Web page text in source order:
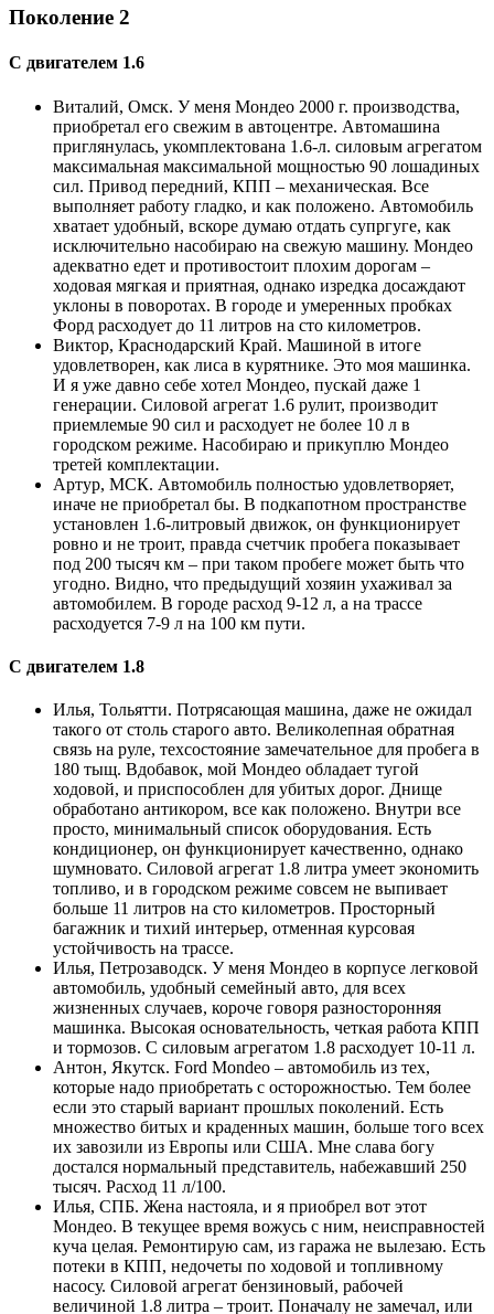
Поколение 2
С двигателем 1.6
Виталий, Омск. У меня Мондео 2000 г. производства,
приобретал его свежим в автоцентре. Автомашина
приглянулась, укомплектована 1.6-л. силовым агрегатом
максимальная максимальной мощностью 90 лошадиных
сил. Привод передний, КПП – механическая. Все
выполняет работу гладко, и как положено. Автомобиль
хватает удобный, вскоре думаю отдать супргуге, как
исключительно насобираю на свежую машину. Мондео
адекватно едет и противостоит плохим дорогам –
ходовая мягкая и приятная, однако изредка досаждают
уклоны в поворотах. В городе и умеренных пробках
Форд расходует до 11 литров на сто километров.
Виктор, Краснодарский Край. Машиной в итоге
удовлетворен, как лиса в курятнике. Это моя машинка.
И я уже давно себе хотел Мондео, пускай даже 1
генерации. Силовой агрегат 1.6 рулит, производит
приемлемые 90 сил и расходует не более 10 л в
городском режиме. Насобираю и прикуплю Мондео
третей комплектации.
Артур, МСК. Автомобиль полностью удовлетворяет,
иначе не приобретал бы. В подкапотном пространстве
установлен 1.6-литровый движок, он функционирует
ровно и не троит, правда счетчик пробега показывает
под 200 тысяч км – при таком пробеге может быть что
угодно. Видно, что предыдущий хозяин ухаживал за
автомобилем. В городе расход 9-12 л, а на трассе
расходуется 7-9 л на 100 км пути.
С двигателем 1.8
Илья, Тольятти. Потрясающая машина, даже не ожидал
такого от столь старого авто. Великолепная обратная
связь на руле, техсостояние замечательное для пробега в
180 тыщ. Вдобавок, мой Мондео обладает тугой
ходовой, и приспособлен для убитых дорог. Днище
обработано антикором, все как положено. Внутри все
просто, минимальный список оборудования. Есть
кондиционер, он функционирует качественно, однако
шумновато. Силовой агрегат 1.8 литра умеет экономить
топливо, и в городском режиме совсем не выпивает
больше 11 литров на сто километров. Просторный
багажник и тихий интерьер, отменная курсовая
устойчивость на трассе.
Илья, Петрозаводск. У меня Мондео в корпусе легковой
автомобиль, удобный семейный авто, для всех
жизненных случаев, короче говоря разносторонняя
машинка. Высокая основательность, четкая работа КПП
и тормозов. С силовым агрегатом 1.8 расходует 10-11 л.
Антон, Якутск. Ford Mondeo – автомобиль из тех,
которые надо приобретать с осторожностью. Тем более
если это старый вариант прошлых поколений. Есть
множество битых и краденных машин, больше того всех
их завозили из Европы или США. Мне слава богу
достался нормальный представитель, набежавший 250
тысяч. Расход 11 л/100.
Илья, СПБ. Жена настояла, и я приобрел вот этот
Мондео. В текущее время вожусь с ним, неисправностей
куча целая. Ремонтирую сам, из гаража не вылезаю. Есть
потеки в КПП, недочеты по ходовой и топливному
насосу. Силовой агрегат бензиновый, рабочей
величиной 1.8 литра – троит. Поначалу не замечал, или